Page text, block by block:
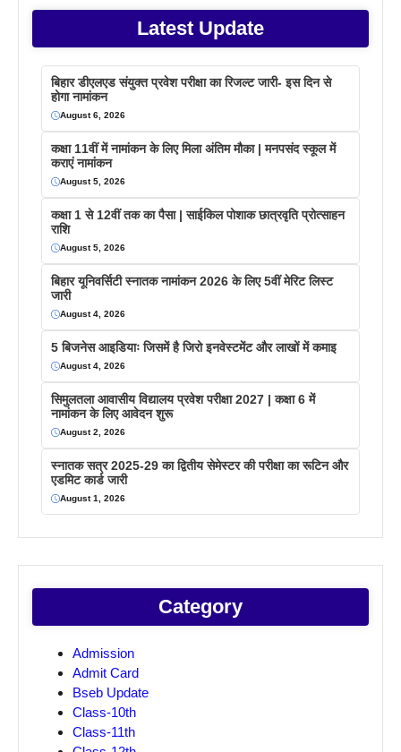
Latest Update
बिहार डीएलएड संयुक्त प्रवेश परीक्षा का रिजल्ट जारी- इस दिन से
होगा नामांकन
August 6, 2026
कक्षा 11वीं में नामांकन के लिए मिला अंतिम मौका | मनपसंद स्कूल में
कराएं नामांकन
August 5, 2026
कक्षा 1 से 12वीं तक का पैसा | साईकिल पोशाक छात्रवृति प्रोत्साहन
राशि
August 5, 2026
बिहार यूनिवर्सिटी स्नातक नामांकन 2026 के लिए 5वीं मेरिट लिस्ट
जारी
August 4, 2026
5 बिजनेस आइडियाः जिसमें है जिरो इनवेस्टमेंट और लाखों में कमाइ
August 4, 2026
सिमुलतला आवासीय विद्यालय प्रवेश परीक्षा 2027 | कक्षा 6 में
नामांकन के लिए आवेदन शुरू
August 2, 2026
स्नातक सत्र 2025-29 का द्वितीय सेमेस्टर की परीक्षा का रूटिन और
एडमिट कार्ड जारी
August 1, 2026
Category
Admission
Admit Card
Bseb Update
Class-10th
Class-11th